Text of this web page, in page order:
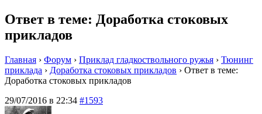
Ответ в теме: Доработка стоковых
прикладов
Главная › Форум › Приклад гладкоствольного ружья › Тюнинг
приклада › Доработка стоковых прикладов › Ответ в теме:
Доработка стоковых прикладов
29/07/2016 в 22:34 #1593